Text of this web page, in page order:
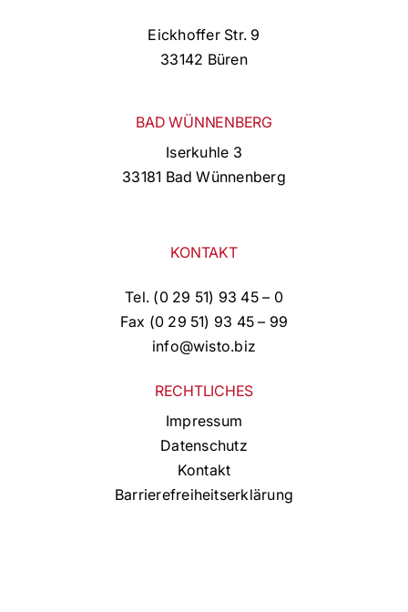
Eickhoffer Str. 9
33142 Büren
BAD WÜNNENBERG
Iserkuhle 3
33181 Bad Wünnenberg
KONTAKT
Tel. (0 29 51) 93 45 – 0
Fax (0 29 51) 93 45 – 99
info@wisto.biz
RECHTLICHES
Impressum
Datenschutz
Kontakt
Barrierefreiheitserklärung